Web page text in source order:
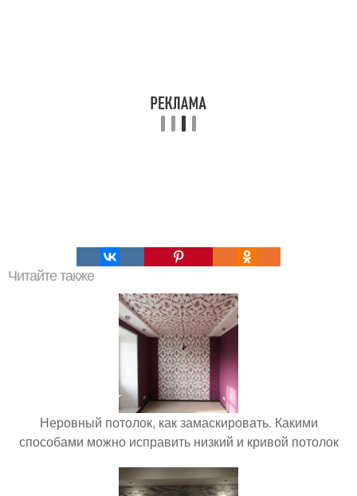
Читайте также
Неровный потолок, как замаскировать. Какими
способами можно исправить низкий и кривой потолок